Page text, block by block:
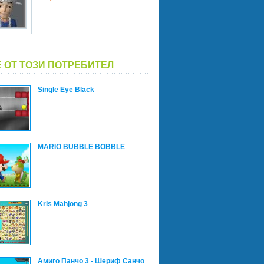
ТОЗИ ПОТРЕБИТЕЛ
Single Eye Black
MARIO BUBBLE BOBBLE
Kris Mahjong 3
Амиго Панчо 3 - Шериф Санчо